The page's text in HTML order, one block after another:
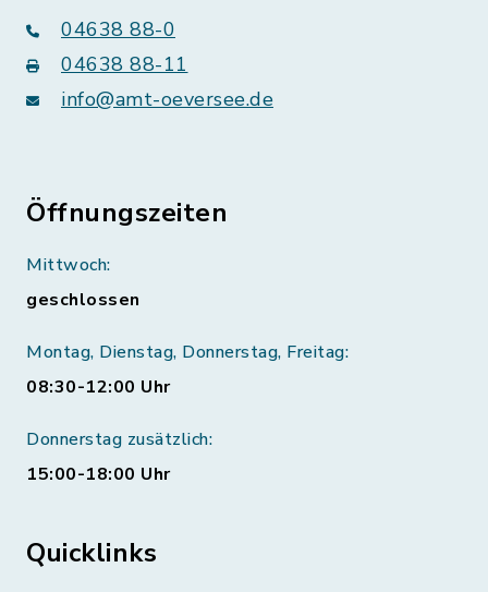
04638 88-0
04638 88-11
info@amt-oeversee.de
Öffnungszeiten
Mittwoch:
geschlossen
Montag, Dienstag, Donnerstag, Freitag:
08:30-12:00 Uhr
Donnerstag zusätzlich:
15:00-18:00 Uhr
Quicklinks